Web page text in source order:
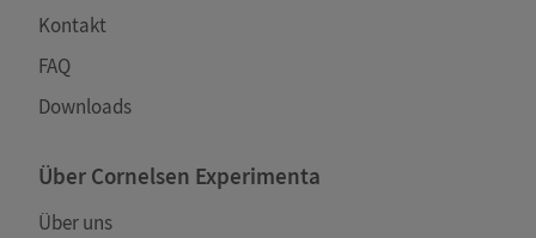
Kontakt
FAQ
Downloads
Über Cornelsen Experimenta
Über uns